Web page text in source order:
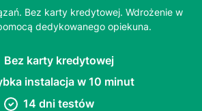
Bez karty kredytowej. Wdrożenie w
dedykowanego opiekuna.
Bez karty kredytowej
instalacja w 10 minut
14 dni testów